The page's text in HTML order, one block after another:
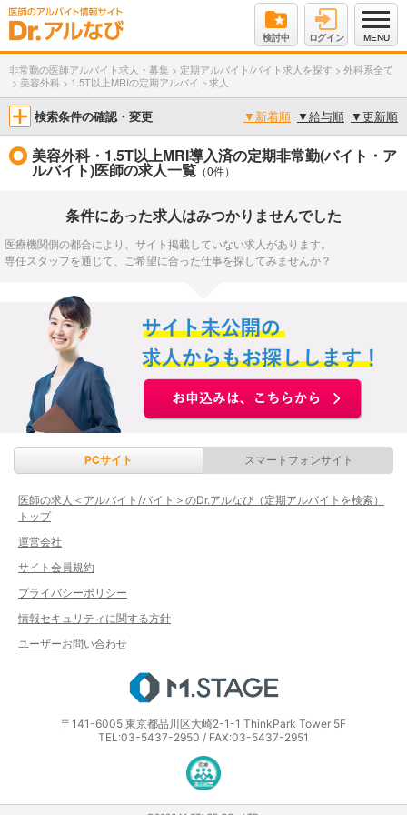
検討中 ログイン MENU
非常勤の医師アルバイト求人・募集 > 定期アルバイト/バイト求人を探す > 外科系全て
> 美容外科 > 1.5T以上MRIの定期アルバイト求人
検索条件の確認・変更 ▼ 新着順 ▼給与順 ▼更新順
美容外科・1.5T以上MRI導入済の定期非常勤(バイト・ア
ルバイト)医師の求人一覧 （0件）
条件にあった求人はみつかりませんでした
医療機関側の都合により、サイト掲載していない求人があります。
専任スタッフを通じて、ご希望に合った仕事を探してみませんか？
PCサイト スマートフォンサイト
医師の求人＜アルバイト/バイト＞のDr.アルなび（定期アルバイトを検索）
トップ
運営会社
サイト会員規約
プライバシーポリシー
情報セキュリティに関する方針
ユーザーお問い合わせ
〒141-6005 東京都品川区大崎2-1-1 ThinkPark Tower 5F
TEL:03-5437-2950 / FAX:03-5437-2951